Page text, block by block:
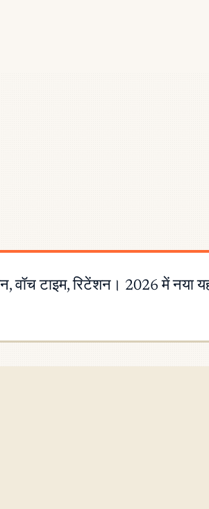
वॉच टाइम, रिटेंशन। 2026 में नया